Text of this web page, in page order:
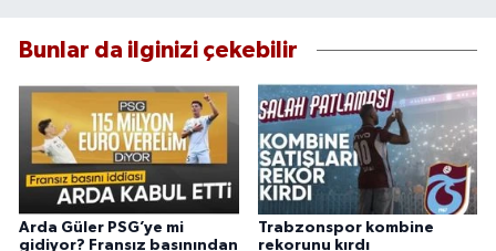
Bunlar da ilginizi çekebilir
Arda Güler PSG’ye mi
gidiyor? Fransız basınından
Trabzonspor kombine
rekorunu kırdı